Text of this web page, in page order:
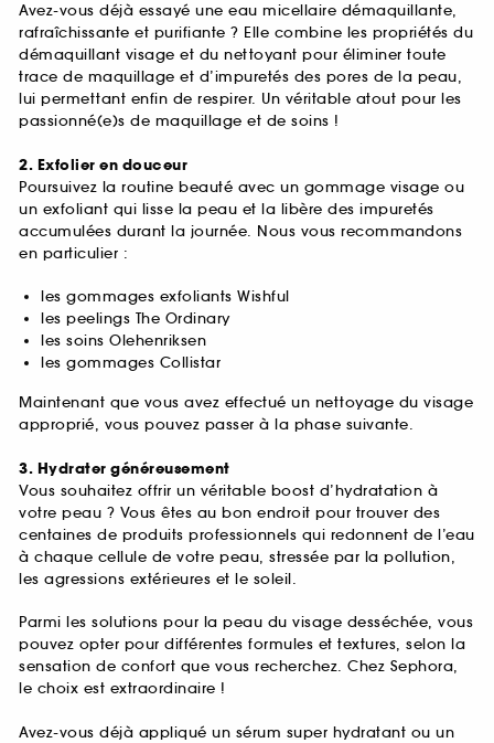
Avez-vous déjà essayé une eau micellaire démaquillante,
rafraîchissante et purifiante ? Elle combine les propriétés du
démaquillant visage et du nettoyant pour éliminer toute
trace de maquillage et d’impuretés des pores de la peau,
lui permettant enfin de respirer. Un véritable atout pour les
passionné(e)s de maquillage et de soins !
2. Exfolier en douceur
Poursuivez la routine beauté avec un gommage visage ou
un exfoliant qui lisse la peau et la libère des impuretés
accumulées durant la journée. Nous vous recommandons
en particulier :
les gommages exfoliants Wishful
les peelings The Ordinary
les soins Olehenriksen
les gommages Collistar
Maintenant que vous avez effectué un nettoyage du visage
approprié, vous pouvez passer à la phase suivante.
3. Hydrater généreusement
Vous souhaitez offrir un véritable boost d’hydratation à
votre peau ? Vous êtes au bon endroit pour trouver des
centaines de produits professionnels qui redonnent de l’eau
à chaque cellule de votre peau, stressée par la pollution,
les agressions extérieures et le soleil.
Parmi les solutions pour la peau du visage desséchée, vous
pouvez opter pour différentes formules et textures, selon la
sensation de confort que vous recherchez. Chez Sephora,
le choix est extraordinaire !
Avez-vous déjà appliqué un sérum super hydratant ou un